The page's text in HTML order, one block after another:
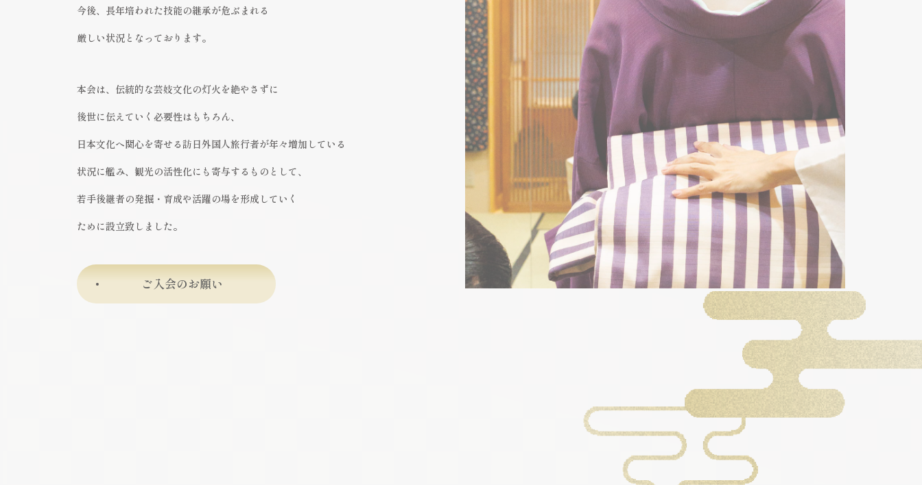
今後、長年培われた技能の継承が危ぶまれる
厳しい状況となっております。
本会は、伝統的な芸妓文化の灯火を絶やさずに
後世に伝えていく必要性はもちろん、
日本文化へ関心を寄せる訪日外国人旅行者が年々増加している
状況に艦み、観光の活性化にも寄与するものとして、
若手後継者の発掘・育成や活躍の場を形成していく
ために設立致しました。
ご入会のお願い